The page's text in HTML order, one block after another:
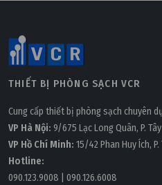
AHU và FCU khác biệt nhau
THIẾT BỊ PHÒNG SẠCH VCR
Cung cấp thiết bị phòng sạch chuyên
VP Hà Nội: 9/675 Lạc Long Quân, P. Tây
VP Hồ Chí Minh: 15/42 Phan Huy Ích, P.
Hotline:
090.123.9008
090.126.6008